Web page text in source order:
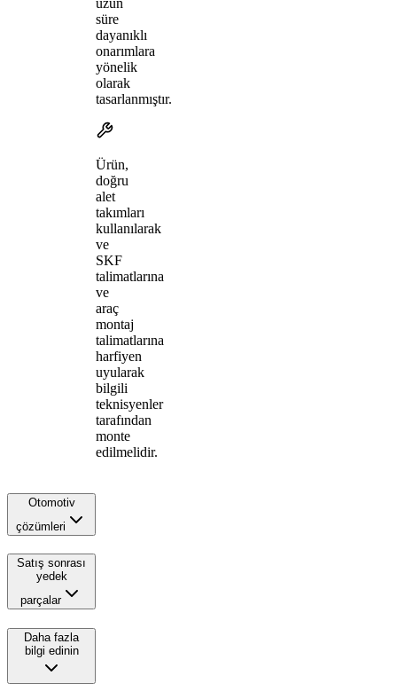
süre
dayanıklı
onarımlara
yönelik
olarak
tasarlanmıştır.
Ürün,
doğru
alet
takımları
kullanılarak
ve
SKF
talimatlarına
ve
araç
montaj
talimatlarına
harfiyen
uyularak
bilgili
teknisyenler
tarafından
monte
edilmelidir.
Otomotiv
çözümleri
Satış sonrası
yedek
parçalar
Daha fazla
bilgi edinin